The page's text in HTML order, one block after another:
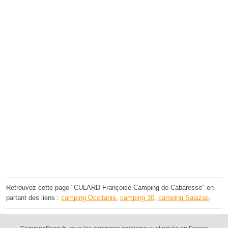
Retrouvez cette page "CULARD Françoise Camping de Cabaresse" en
partant des liens : camping Occitanie camping 30 camping Salazac